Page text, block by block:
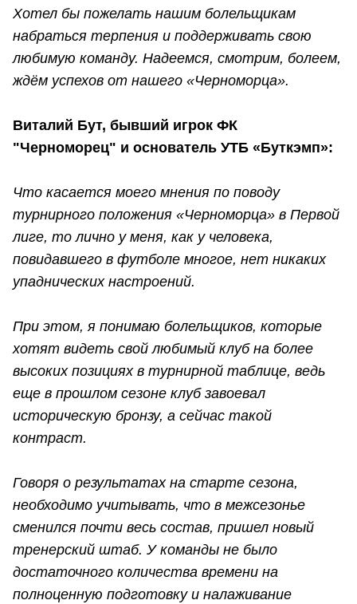
Хотел бы пожелать нашим болельщикам
набраться терпения и поддерживать свою
любимую команду. Надеемся, смотрим, болеем,
ждём успехов от нашего «Черноморца».
Виталий Бут, бывший игрок ФК
"Черноморец" и основатель УТБ «Буткэмп»:
Что касается моего мнения по поводу
турнирного положения «Черноморца» в Первой
лиге, то лично у меня, как у человека,
повидавшего в футболе многое, нет никаких
упаднических настроений.
При этом, я понимаю болельщиков, которые
хотят видеть свой любимый клуб на более
высоких позициях в турнирной таблице, ведь
еще в прошлом сезоне клуб завоевал
историческую бронзу, а сейчас такой
контраст.
Говоря о результатах на старте сезона,
необходимо учитывать, что в межсезонье
сменился почти весь состав, пришел новый
тренерский штаб. У команды не было
достаточного количества времени на
полноценную подготовку и налаживание